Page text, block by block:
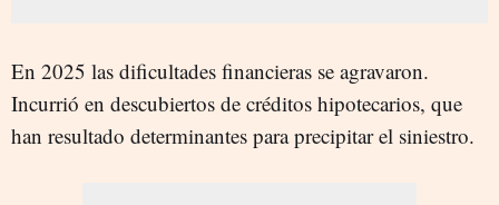
En 2025 las dificultades financieras se agravaron.
Incurrió en descubiertos de créditos hipotecarios, que
han resultado determinantes para precipitar el siniestro.